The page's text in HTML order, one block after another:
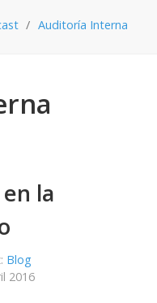
Auditoría Interna
la
Blog
2016